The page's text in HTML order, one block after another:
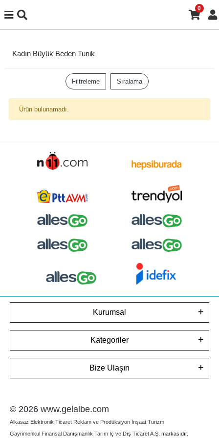
0
Kadın Büyük Beden Tunik
Filtreleme Sıralama
Ürün bulunamadı.
Kurumsal
Kategoriler
Bize Ulaşın
© 2026 www.gelalbe.com
Alkasaz Elektronik Ticaret Reklam ve Prodüksiyon İnşaat Turizm
Gayrimenkul Finansal Danışmanlık Tarım İç ve Dış Ticaret A.Ş. markasıdır.